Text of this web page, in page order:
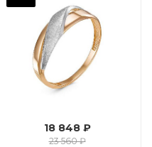
18 848 ₽
23 560 ₽